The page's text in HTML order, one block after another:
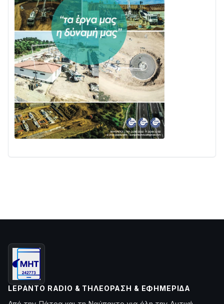
LEPANTO RADIO & ΤΗΛΕΌΡΑΣΗ & ΕΦΗΜΕΡΊΔΑ